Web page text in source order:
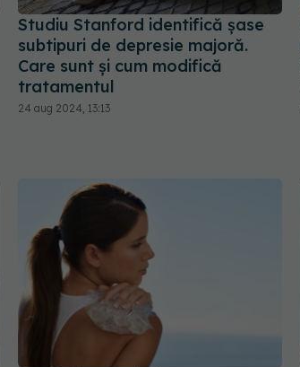
Studiu Stanford identifică șase
subtipuri de depresie majoră.
Care sunt și cum modifică
tratamentul
24 aug 2024, 13:13